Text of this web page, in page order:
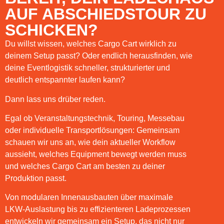
ohne
Chaos
im
Truck
Arbeit
zwischen
Lager,
Struktur
Deinen
Messestand
Wenn
Standard
AUF ABSCHIEDSTOUR ZU
SCHICKEN?
Du willst wissen, welches Cargo Cart wirklich zu
deinem Setup passt? Oder endlich herausfinden, wie
deine Eventlogistik schneller, strukturierter und
deutlich entspannter laufen kann?
Dann lass uns drüber reden.
Egal ob Veranstaltungstechnik, Touring, Messebau
oder individuelle Transportlösungen: Gemeinsam
schauen wir uns an, wie dein aktueller Workflow
aussieht, welches Equipment bewegt werden muss
und welches Cargo Cart am besten zu deiner
Produktion passt.
Von modularen Innenausbauten über maximale
LKW-Auslastung bis zu effizienteren Ladeprozessen
entwickeln wir gemeinsam ein Setup, das nicht nur